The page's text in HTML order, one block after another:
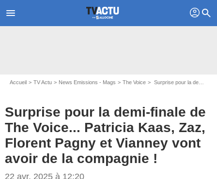
menu profil search
Accueil TV Actu News Emissions - Mags The Voice Surprise pour la demi-finale de The Voice... Patricia Kaas, Zaz, Florent Pagny et Vianney vont avoir de la compagnie !
Surprise pour la demi-finale de
The Voice... Patricia Kaas, Zaz,
Florent Pagny et Vianney vont
avoir de la compagnie !
22 avr. 2025 à 12:20
Capture d'écran The Voice / TF1